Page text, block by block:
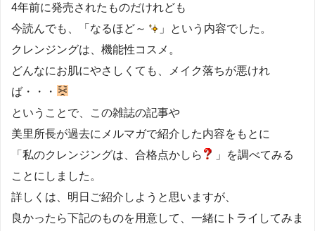
4年前に発売されたものだけれども
今読んでも、「なるほど～
」という内容でした。
クレンジングは、機能性コスメ。
どんなにお肌にやさしくても、メイク落ちが悪けれ
ば・・・
ということで、この雑誌の記事や
美里所長が過去にメルマガで紹介した内容をもとに
「私のクレンジングは、合格点かしら
」を調べてみる
ことにしました。
詳しくは、明日ご紹介しようと思いますが、
良かったら下記のものを用意して、一緒にトライしてみま